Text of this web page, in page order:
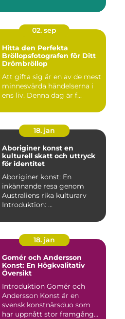
02. sep
Hitta den Perfekta
Bröllopsfotografen för Ditt
Drömbröllop
Att gifta sig är en av de mest
minnesvärda händelserna i
ens liv. Denna dag är f...
18. jan
Aboriginer konst en
kulturell skatt och uttryck
för identitet
Aboriginer konst: En
inkännande resa genom
Australiens rika kulturarv
Introduktion: ...
18. jan
Gomér och Andersson
Konst: En Högkvalitativ
Översikt
Introduktion Gomér och
Andersson Konst är en
svensk konstnärsduo som
har uppnått stor framgång